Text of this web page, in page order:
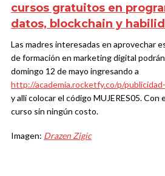
cursos gratuitos en
datos, blockchain y
Las madres interesadas en aprovechar
de formación en marketing digital
domingo 12 de mayo ingresando a
http://academia.rocketfy.co/p/
y allí colocar el código MUJERES05. Con
curso sin ningún costo.
Imagen: Drazen Zigic